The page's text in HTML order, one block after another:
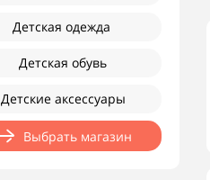
Детская одежда
Детская обувь
Детские аксессуары
Выбрать магазин